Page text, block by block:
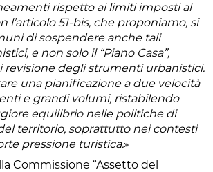
rispetto ai limiti imposti al
l’articolo 51-bis, che proponiamo, si
di sospendere anche tali
e non solo il “Piano Casa”,
revisione degli strumenti urbanistici.
una pianificazione a due velocità
e grandi volumi, ristabilendo
equilibrio nelle politiche di
territorio, soprattutto nei contesti
pressione turistica.»
Commissione “Assetto del